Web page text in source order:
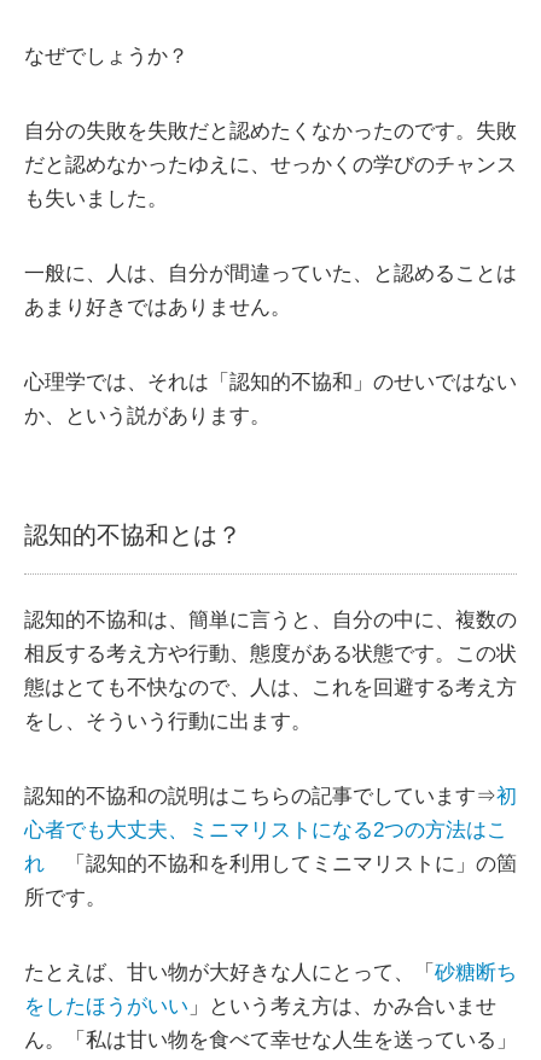
なぜでしょうか？
自分の失敗を失敗だと認めたくなかったのです。失敗
だと認めなかったゆえに、せっかくの学びのチャンス
も失いました。
一般に、人は、自分が間違っていた、と認めることは
あまり好きではありません。
心理学では、それは「認知的不協和」のせいではない
か、という説があります。
認知的不協和とは？
認知的不協和は、簡単に言うと、自分の中に、複数の
相反する考え方や行動、態度がある状態です。この状
態はとても不快なので、人は、これを回避する考え方
をし、そういう行動に出ます。
認知的不協和の説明はこちらの記事でしています⇒初
心者でも大丈夫、ミニマリストになる2つの方法はこ
れ 「認知的不協和を利用してミニマリストに」の箇
所です。
たとえば、甘い物が大好きな人にとって、「 砂糖断ち
をしたほうがいい 」という考え方は、かみ合いませ
ん。「私は甘い物を食べて幸せな人生を送っている」